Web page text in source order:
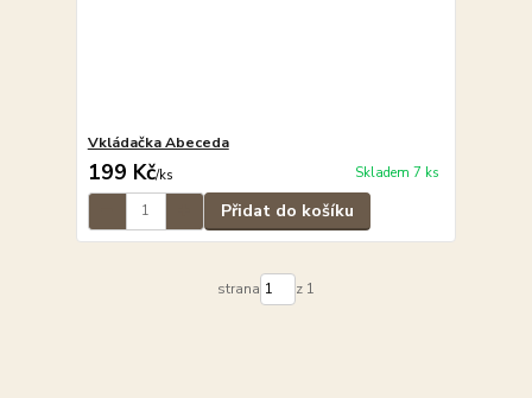
Vkládačka Abeceda
199 Kč/ks Skladem 7 ks
Přidat do košíku
strana z 1